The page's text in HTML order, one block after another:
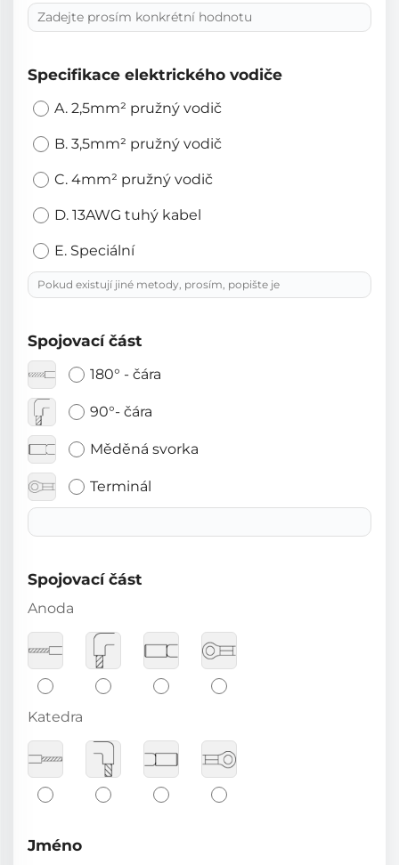
Specifikace elektrického vodiče
A. 2,5mm² pružný vodič
B. 3,5mm² pružný vodič
C. 4mm² pružný vodič
D. 13AWG tuhý kabel
E. Speciální
Spojovací část
180° - čára
90°- čára
Měděná svorka
Terminál
Spojovací část
Anoda
Katedra
Jméno